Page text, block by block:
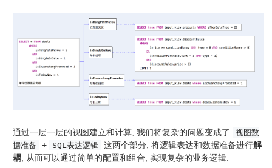
通过一层一层的视图建立和计算, 我们将复杂的问题变成了
视图数
据准备
+ SQL表达逻辑 这两个部分, 将逻辑表达和数据准备进行解
耦 , 从而可以通过简单的配置和组合, 实现复杂的业务逻辑.